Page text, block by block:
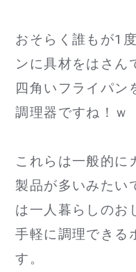
おそらく誰もが1
ンに具材をはさん
四角いフライパン
調理器ですね！ｗ
これらは一般的に
製品が多いみたい
は一人暮らしのお
手軽に調理できる
す。